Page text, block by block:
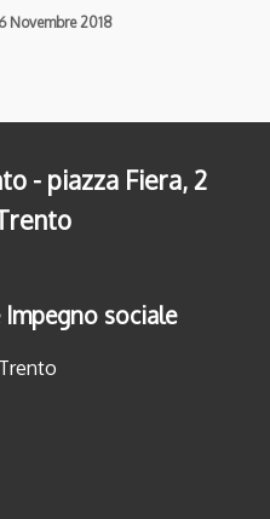
Novembre 2018
- piazza Fiera, 2
sociale